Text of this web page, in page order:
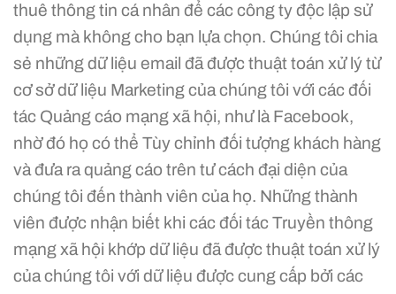
thuê thông tin cá nhân để các công ty độc lập sử
dụng mà không cho bạn lựa chọn. Chúng tôi chia
sẻ những dữ liệu email đã được thuật toán xử lý từ
cơ sở dữ liệu Marketing của chúng tôi với các đối
tác Quảng cáo mạng xã hội, như là Facebook,
nhờ đó họ có thể Tùy chỉnh đối tượng khách hàng
và đưa ra quảng cáo trên tư cách đại diện của
chúng tôi đến thành viên của họ. Những thành
viên được nhận biết khi các đối tác Truyền thông
mạng xã hội khớp dữ liệu đã được thuật toán xử lý
của chúng tôi với dữ liệu được cung cấp bởi các